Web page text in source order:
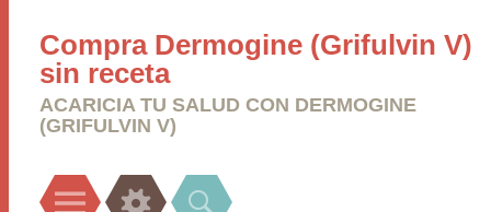
Compra Dermogine (Grifulvin V)
sin receta
ACARICIA TU SALUD CON DERMOGINE
(GRIFULVIN V)
Menu Widgets Search